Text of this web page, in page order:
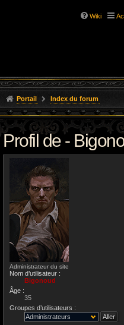
Wiki
Portail Index du forum
Profil de -
Administrateur du site
Nom d’utilisateur :
Bigonoud
Âge :
35
Groupes d’utilisateurs :